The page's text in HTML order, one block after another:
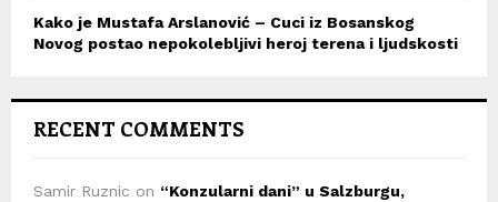
Kako je Mustafa Arslanović – Cuci iz Bosanskog
Novog postao nepokolebljivi heroj terena i ljudskosti
RECENT COMMENTS
Samir Ruznic on “Konzularni dani” u Salzburgu,